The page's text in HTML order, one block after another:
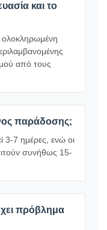
και το
από τους
παράδοσης;
3-7 ημέρες, ενώ οι
συνήθως 15-
πρόβλημα